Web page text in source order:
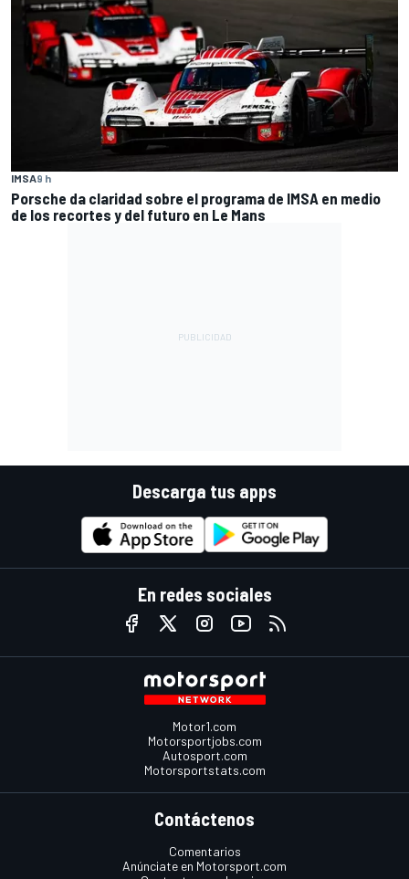
IMSA9 h
Porsche da claridad sobre el programa de IMSA en medio
de los recortes y del futuro en Le Mans
Descarga tus apps
En redes sociales
Motor1.com
Motorsportjobs.com
Autosport.com
Motorsportstats.com
Contáctenos
Comentarios
Anúnciate en Motorsport.com